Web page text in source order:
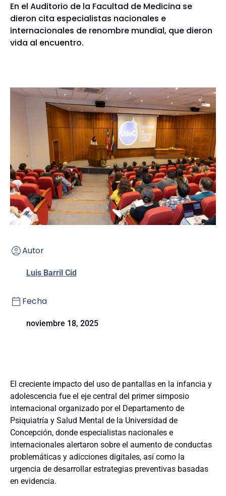
En el Auditorio de la Facultad de Medicina se
dieron cita especialistas nacionales e
internacionales de renombre mundial, que dieron
vida al encuentro.
Autor
Luis Barril Cid
Fecha
noviembre 18, 2025
El creciente impacto del uso de pantallas en la infancia y
adolescencia fue el eje central del primer simposio
internacional organizado por el Departamento de
Psiquiatría y Salud Mental de la Universidad de
Concepción, donde especialistas nacionales e
internacionales alertaron sobre el aumento de conductas
problemáticas y adicciones digitales, así como la
urgencia de desarrollar estrategias preventivas basadas
en evidencia.